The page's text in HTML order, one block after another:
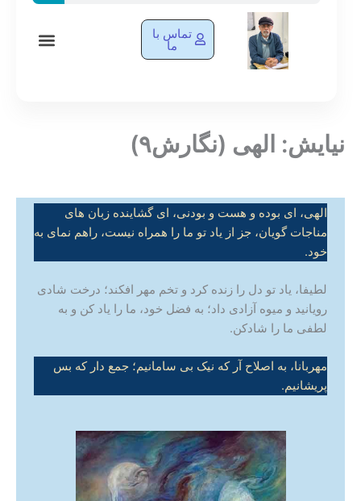
تماس با
ما
نیایش: الهی (نگارش۹)
الهی، ای بوده و هست و بودنی، ای گشاینده زبان های
مناجات گویان، جز از یاد تو ما را همراه نیست، راهم نمای به
خود.
لطیفا، یاد تو دل را زنده کرد و تخم مهر افکند؛ درخت شادی
رویانید و میوه آزادی داد؛ به فضل خود، ما را یاد کن و به
لطفی ما را شادکن.
مهربانا، به اصلاح آر که نیک بی سامانیم؛ جمع دار که بس
پریشانیم.